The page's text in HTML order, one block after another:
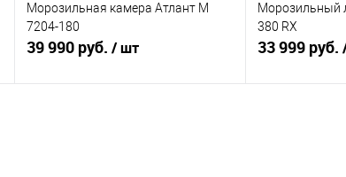
Морозильная камера Атлант М
7204-180
39 990 руб. / шт
Морозильный
380 RX
33 999 руб.